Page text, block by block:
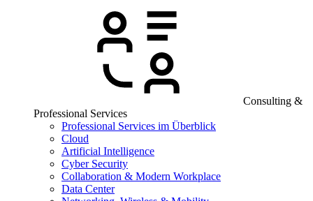
Consulting &
Professional Services
Professional Services im Überblick
Cloud
Artificial Intelligence
Cyber Security
Collaboration & Modern Workplace
Data Center